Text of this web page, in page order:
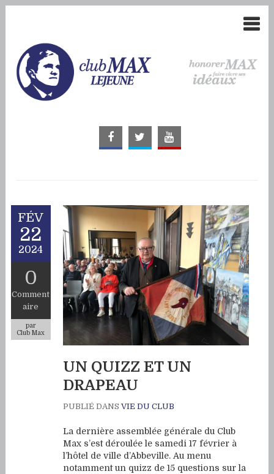
FÉV
22
2024
0
Comment
aire
par
Club Max
UN QUIZZ ET UN
DRAPEAU
PUBLIÉ DANS VIE DU CLUB
La dernière assemblée générale du Club
Max s’est déroulée le samedi 17 février à
l’hôtel de ville d’Abbeville. Au menu
notamment un quizz de 15 questions sur la